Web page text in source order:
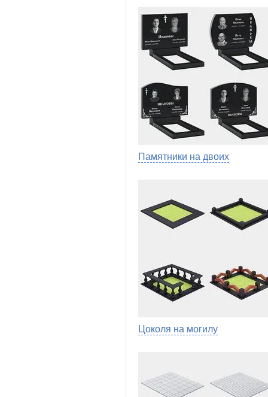
Памятники на двоих
Цоколя на могилу